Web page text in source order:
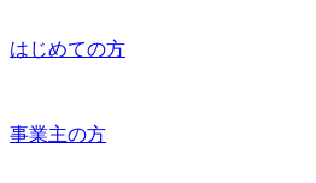
はじめての方
事業主の方